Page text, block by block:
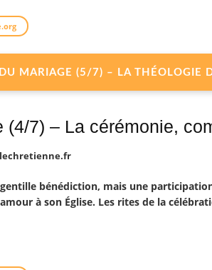
MARIAGE (5/7) – LA THÉOLOGIE
(4/7) – La cérémonie,
gentille bénédiction, mais une
à son Église. Les rites de la